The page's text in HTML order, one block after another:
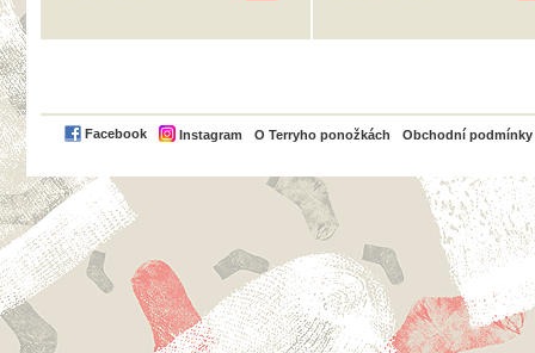
Facebook Instagram O Terryho ponožkách Obchodní podmínky
PayPal